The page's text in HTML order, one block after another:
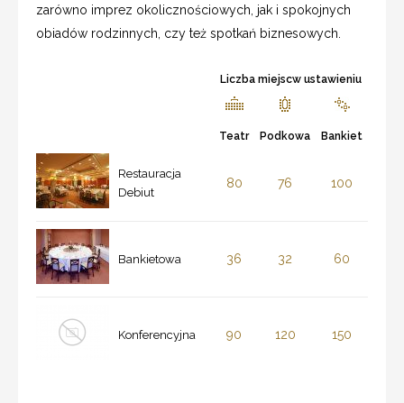
zarówno imprez okolicznościowych, jak i spokojnych
obiadów rodzinnych, czy też spotkań biznesowych.
Liczba miejscw ustawieniu
Teatr Podkowa Bankiet
Restauracja
Debiut
80 76 100
Bankietowa 36 32 60
Konferencyjna 90 120 150